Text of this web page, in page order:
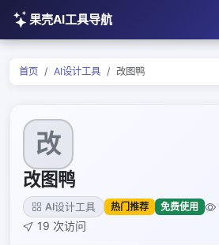
果壳AI工具导航
首页 AI设计工具 改图鸭
改
改图鸭
AI设计工具 热门推荐 免费使用
19 次访问